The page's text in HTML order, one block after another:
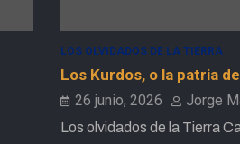
LOS OLVIDADOS DE LA TIERRA
Los Kurdos, o la patria
26 junio, 2026 Jorge
Los olvidados de la Tierra